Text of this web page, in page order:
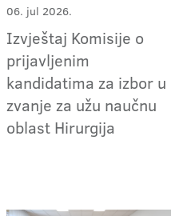
06. jul 2026.
Izvještaj Komisije o
prijavljenim
kandidatima za izbor u
zvanje za užu naučnu
oblast Hirurgija